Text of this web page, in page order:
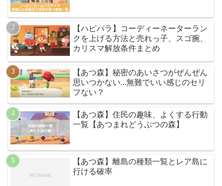
【ハピパラ】コーディーネーターラン
クを上げる方法と売れっ子、スゴ腕、
カリスマ解放条件まとめ
【あつ森】秘密のあいさつがぜんぜん
思いつかない...無難でいい感じのセリ
フない？
【あつ森】住民の趣味、よくする行動
一覧【あつまれどうぶつの森】
【あつ森】離島の種類一覧とレア島に
行ける確率